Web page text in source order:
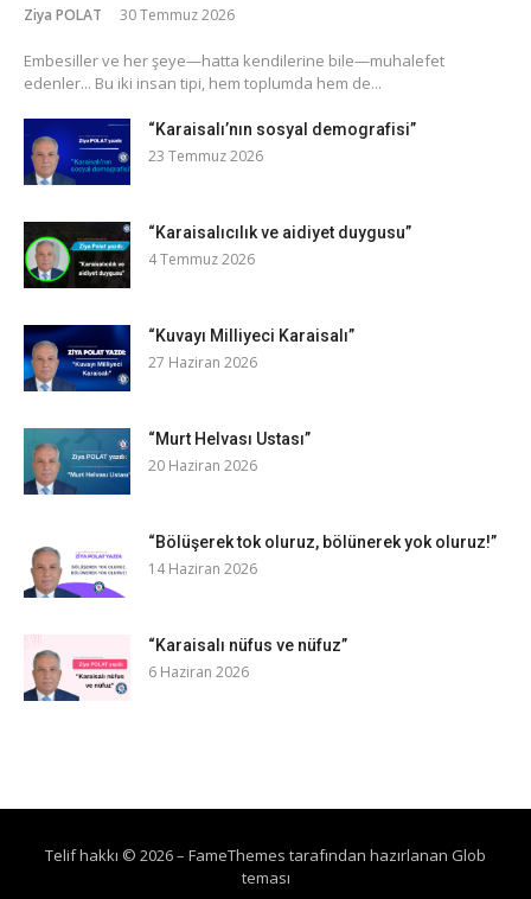
Ziya POLAT 30 Temmuz 2026
​Embesiller ve her şeye—hatta kendilerine bile—muhalefet
edenler... Bu iki insan tipi, hem toplumda hem de...
“Karaisalı’nın sosyal demografisi”
23 Temmuz 2026
“Karaisalıcılık ve aidiyet duygusu”
4 Temmuz 2026
“Kuvayı Milliyeci Karaisalı”
27 Haziran 2026
“Murt Helvası Ustası”
20 Haziran 2026
“Bölüşerek tok oluruz, bölünerek yok oluruz!”
14 Haziran 2026
“Karaisalı nüfus ve nüfuz”
6 Haziran 2026
Telif hakkı © 2026– FameThemes tarafından hazırlanan Glob
teması